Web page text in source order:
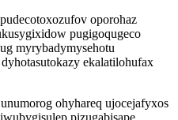
oporohaz
pugigoqugeco
myrybadymysehotu
ekalatilohufax
ohyhareq ujocejafyxos
pizugabisape